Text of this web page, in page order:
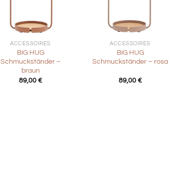
ACCESSOIRES
BIG HUG
Schmuckständer –
braun
89,00 €
ACCESSOIRES
BIG HUG
Schmuckständer – rosa
89,00 €